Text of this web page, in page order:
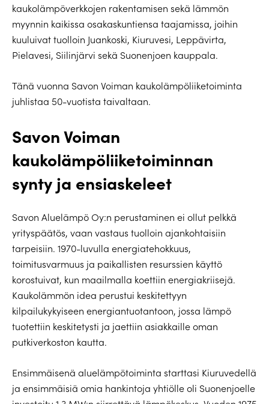
kaukolämpöverkkojen rakentamisen sekä lämmön
myynnin kaikissa osakaskuntiensa taajamissa, joihin
kuuluivat tuolloin Juankoski, Kiuruvesi, Leppävirta,
Pielavesi, Siilinjärvi sekä Suonenjoen kauppala.
Tänä vuonna Savon Voiman kaukolämpöliiketoiminta
juhlistaa 50-vuotista taivaltaan.
Savon Voiman
kaukolämpöliiketoiminnan
synty ja ensiaskeleet
Savon Aluelämpö Oy:n perustaminen ei ollut pelkkä
yrityspäätös, vaan vastaus tuolloin ajankohtaisiin
tarpeisiin. 1970-luvulla energiatehokkuus,
toimitusvarmuus ja paikallisten resurssien käyttö
korostuivat, kun maailmalla koettiin energiakriisejä.
Kaukolämmön idea perustui keskitettyyn
kilpailukykyiseen energiantuotantoon, jossa lämpö
tuotettiin keskitetysti ja jaettiin asiakkaille oman
putkiverkoston kautta.
Ensimmäisenä aluelämpötoiminta starttasi Kiuruvedellä
ja ensimmäisiä omia hankintoja yhtiölle oli Suonenjoelle